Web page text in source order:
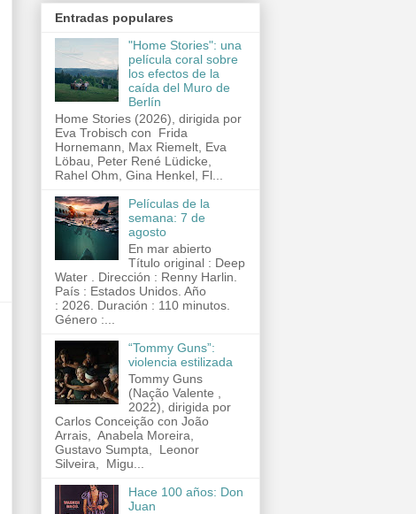
Entradas populares
"Home Stories": una
película coral sobre
los efectos de la
caída del Muro de
Berlín
Home Stories (2026), dirigida por
Eva Trobisch con Frida
Hornemann, Max Riemelt, Eva
Löbau, Peter René Lüdicke,
Rahel Ohm, Gina Henkel, Fl...
Películas de la
semana: 7 de
agosto
En mar abierto
Título original : Deep
Water . Dirección : Renny Harlin.
País : Estados Unidos. Año
: 2026. Duración : 110 minutos.
Género :...
“Tommy Guns”:
violencia estilizada
Tommy Guns
(Nação Valente ,
2022), dirigida por
Carlos Conceição con João
Arrais, Anabela Moreira,
Gustavo Sumpta, Leonor
Silveira, Migu...
Hace 100 años: Don
Juan